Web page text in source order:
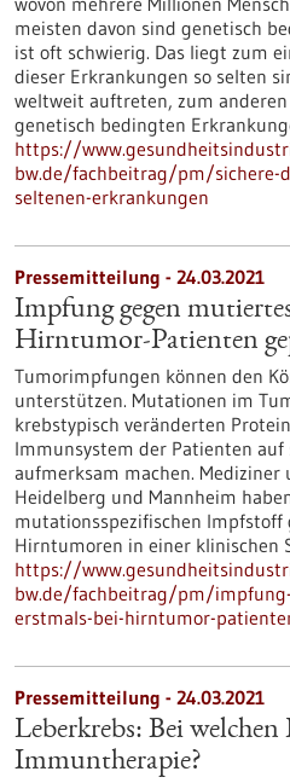
meisten davon sind genetisch
ist oft schwierig. Das liegt zum
dieser Erkrankungen so selten
weltweit auftreten, zum
genetisch bedingten
https://
bw.de/fachbeitrag/pm/sichere-
seltenen-erkrankungen
Pressemitteilung - 24.03.2021
Impfung gegen
Hirntumor-Patienten
Tumorimpfungen können den
unterstützen. Mutationen im
krebstypisch veränderten
Immunsystem der Patienten
aufmerksam machen. Mediziner
Heidelberg und Mannheim
mutationsspezifischen Impfstoff
Hirntumoren in einer klinischen
https://
bw.de/fachbeitrag/pm/
erstmals-bei-hirntumor-
Pressemitteilung - 24.03.2021
Leberkrebs: Bei
Immuntherapie?